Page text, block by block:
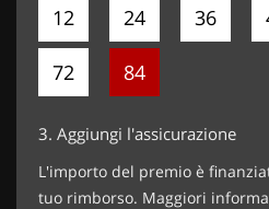
12 24 36
72 84
3. Aggiungi l'assicurazione
L'importo del premio è
tuo rimborso. Maggiori